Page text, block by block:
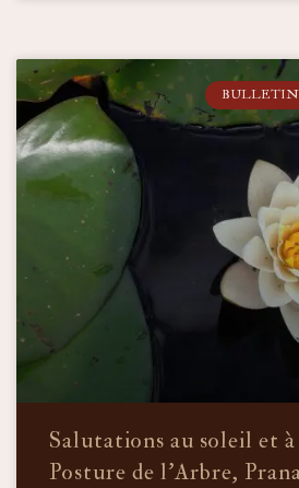
Salutations au soleil et
Posture de l’Arbre,